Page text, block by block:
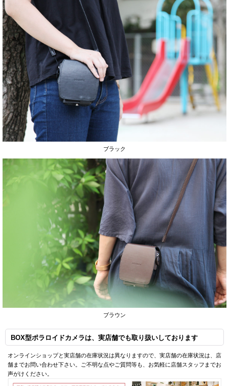
ブラック
ブラウン
BOX型ポラロイドカメラは、実店舗でも取り扱いしております
オンラインショップと実店舗の在庫状況は異なりますので、実店舗の在庫状況は、店
舗までお問い合わせ下さい。ご不明な点やご質問等も、お気軽に店舗スタッフまでお
声がけください。